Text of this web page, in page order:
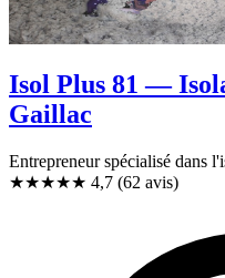
Isol Plus 81 —
Gaillac
Entrepreneur spécialisé dans
★★★★★ 4,7 (62 avis)